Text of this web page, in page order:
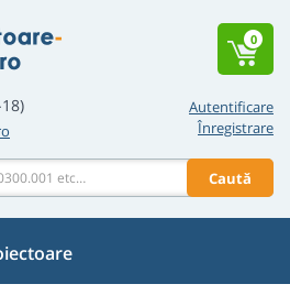
Autentificare
Înregistrare
Caută
0